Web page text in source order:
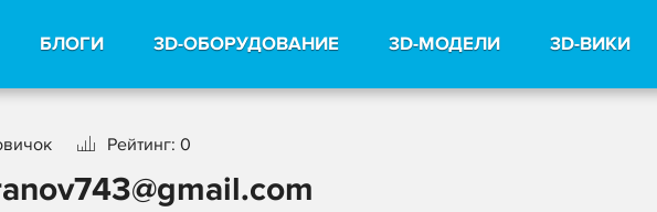
БЛОГИ 3D-ОБОРУДОВАНИЕ 3D-МОДЕЛИ 3D-ВИКИ
Рейтинг: 0